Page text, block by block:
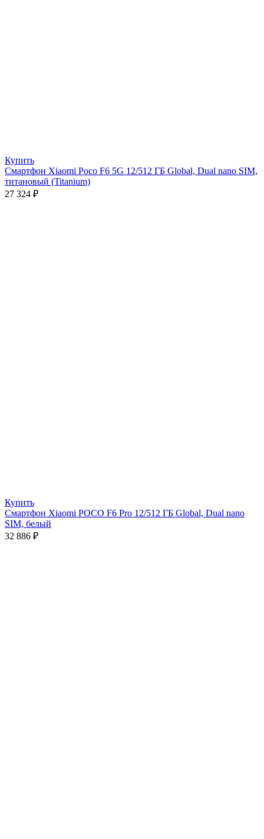
Купить
Смартфон Xiaomi Poco F6 5G 12/512 ГБ Global, Dual nano SIM,
титановый (Titanium)
27 324 ₽
Купить
Смартфон Xiaomi POCO F6 Pro 12/512 ГБ Global, Dual nano
SIM, белый
32 886 ₽